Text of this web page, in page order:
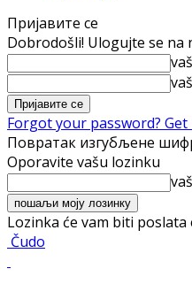
Пријавите се
Dobrodošli! Ulogujte se na
Forgot your password? Get
Повратак изгубљене
Oporavite vašu lozinku
Lozinka će vam biti poslata
Čudo